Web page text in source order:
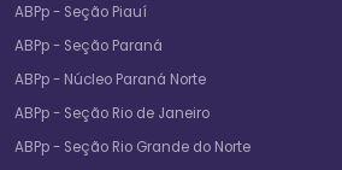
ABPp - Seção Piauí
ABPp - Seção Paraná
ABPp - Núcleo Paraná Norte
ABPp - Seção Rio de Janeiro
ABPp - Seção Rio Grande do Norte